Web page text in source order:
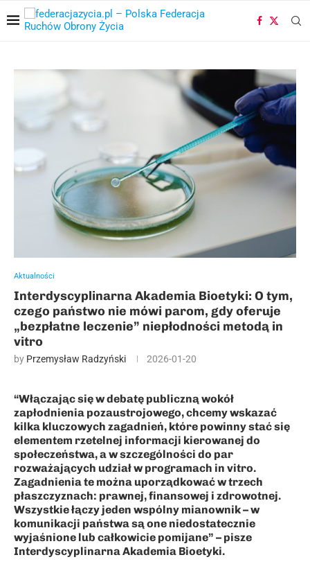
Aktualności
Interdyscyplinarna Akademia Bioetyki: O tym,
czego państwo nie mówi parom, gdy oferuje
„bezpłatne leczenie” niepłodności metodą in
vitro
by Przemysław Radzyński 2026-01-20
“Włączając się w debatę publiczną wokół
zapłodnienia pozaustrojowego, chcemy wskazać
kilka kluczowych zagadnień, które powinny stać się
elementem rzetelnej informacji kierowanej do
społeczeństwa, a w szczególności do par
rozważających udział w programach in vitro.
Zagadnienia te można uporządkować w trzech
płaszczyznach: prawnej, finansowej i zdrowotnej.
Wszystkie łączy jeden wspólny mianownik – w
komunikacji państwa są one niedostatecznie
wyjaśnione lub całkowicie pomijane” – pisze
Interdyscyplinarna Akademia Bioetyki.